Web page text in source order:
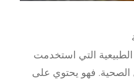
التي استخدمت
الصحية. فهو يحتوي على